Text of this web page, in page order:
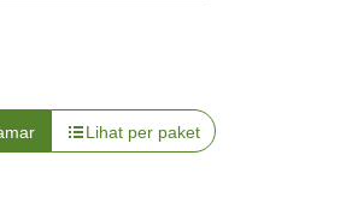
Lihat per paket